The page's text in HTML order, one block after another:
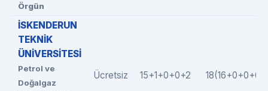
Örgün
İSKENDERUN
TEKNİK
ÜNİVERSİTESİ
Petrol ve
Doğalgaz
Ücretsiz 15+1+0+0+2